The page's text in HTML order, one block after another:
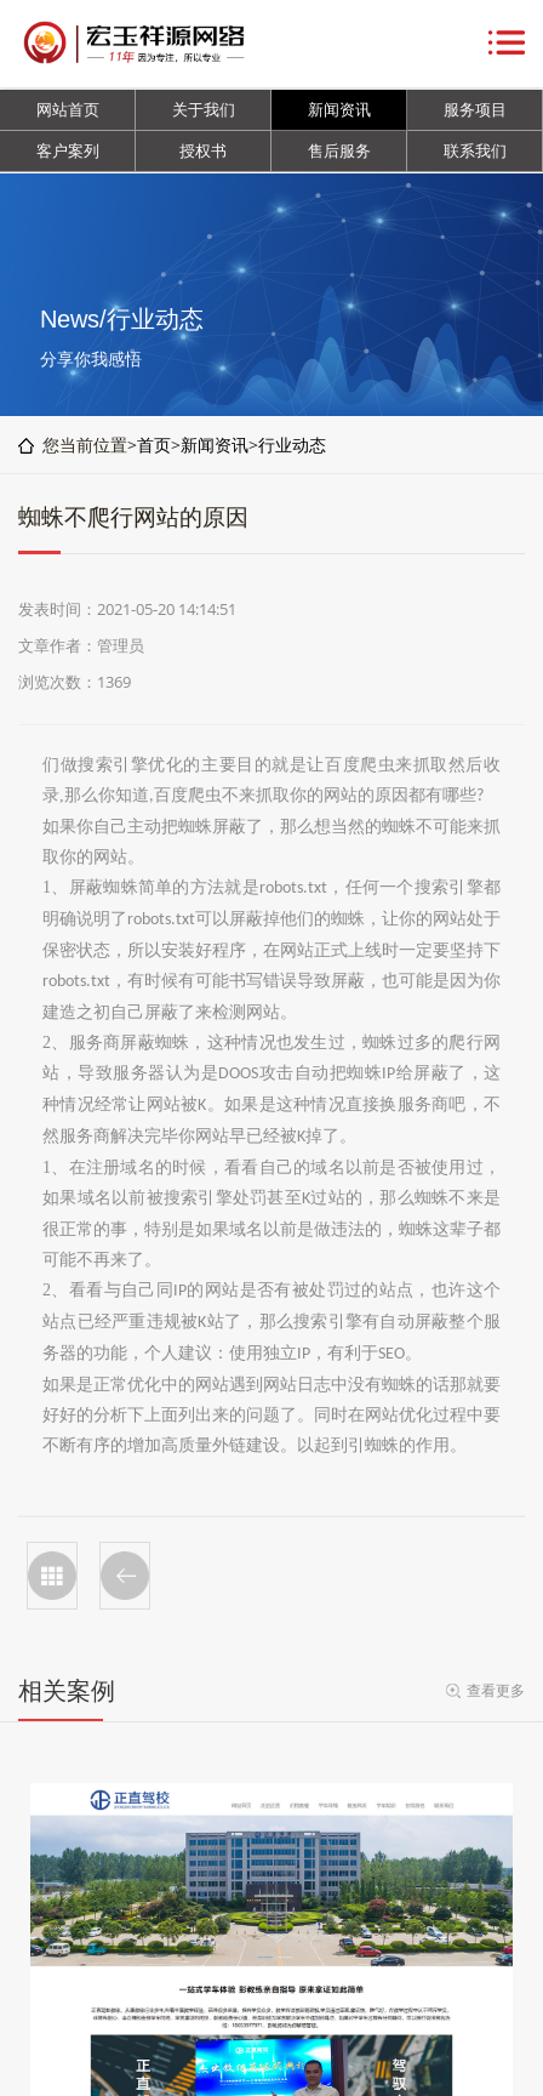
站
首
关
于
新
列
书
后
务
联
我
网站首页 关于我们 新闻资讯
服务项目
客户案列
授权书 售后服务 联系我们
News/行业动态
分享你我感悟
您当前位置>首页>新闻资讯>行业动态
蜘蛛不爬行网站的原因
发表时间：2021-05-20 14:14:51
文章作者：管理员
浏览次数：1369
们做搜索引擎优化的主要目的就是让百度爬虫来抓取然后收
录,那么你知道, 百度爬虫不来抓取你的网站的原因都有哪些?
如果你自己主动把蜘蛛屏蔽了，那么想当然的蜘蛛不可能来抓
取你的网站。
1 、屏蔽蜘蛛简单的方法就是robots.txt，任何一个搜索引擎都
明确说明了 robots.txt可以屏蔽掉他们的蜘蛛，让你的网站处于
保密状态，所以安装好程序，在网站正式上线时一定要坚持下
robots.txt ，有时候有可能书写错误导致屏蔽，也可能是因为你
建造之初自己屏蔽了来检测网站。
2、服务商屏蔽蜘蛛，这种情况也发生过，蜘蛛过多的爬行网
站，导致服务器认为是DOOS攻击自动把蜘蛛IP给屏蔽了，这
种情况经常让网站被K。如果是这种情况直接换服务商吧，不
然服务商解决完毕你网站早已经被K掉了。
1 、在注册域名的时候，看看自己的域名以前是否被使用过，
如果域名以前被搜索引擎处罚甚至 K过站的，那么蜘蛛不来是
很正常的事，特别是如果域名以前是做违法的，蜘蛛这辈子都
可能不再来了。
2、看看与自己同 IP的网站是否有被处罚过的站点，也许这个
站点已经严重违规被K站了，那么搜索引擎有自动屏蔽整个服
务器的功能，个人建议：使用独立IP ，有利于SEO。
如果是正常优化中的网站遇到网站日志中没有蜘蛛的话那就要
好好的分析下上面列出来的问题了。同时在网站优化过程中要
不断有序的增加高质量外链建设。以起到引蜘蛛的作用。
相关案例 查看更多